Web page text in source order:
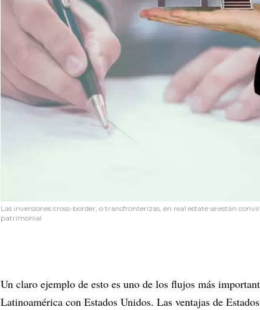
Las inversiones cross-border, o transfronterizas, en real estate se están
patrimonial
Un claro ejemplo de esto es uno de los flujos más
Latinoamérica con Estados Unidos. Las ventajas de